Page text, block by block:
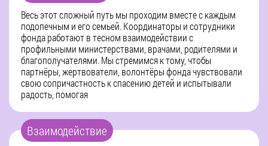
Весь этот сложный путь мы проходим вместе с каждым
подопечным и его семьей. Координаторы и сотрудники
фонда работают в тесном взаимодействии с
профильными министерствами, врачами, родителями и
благополучателями. Мы стремимся к тому, чтобы
партнёры, жертвователи, волонтёры фонда чувствовали
свою сопричастность к спасению детей и испытывали
радость, помогая
Взаимодействие